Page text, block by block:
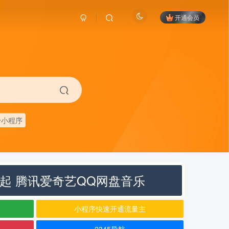
开通会员
程序
腾讯爱奇艺QQ网盘音乐
小程序快速开通流量主